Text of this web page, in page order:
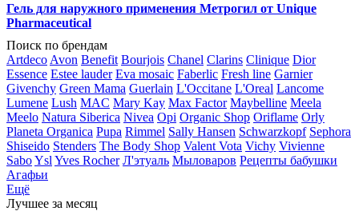
Гель для наружного применения Метрогил от Unique
Pharmaceutical
Поиск по брендам
Artdeco Avon Benefit Bourjois Chanel Clarins Clinique Dior
Essence Estee lauder Eva mosaic Faberlic Fresh line Garnier
Givenchy Green Mama Guerlain L'Occitane L'Oreal Lancome
Lumene Lush MAC Mary Kay Max Factor Maybelline Meela
Meelo Natura Siberica Nivea Opi Organic Shop Oriflame Orly
Planeta Organica Pupa Rimmel Sally Hansen Schwarzkopf Sephora
Shiseido Stenders The Body Shop Valent Vota Vichy Vivienne
SaboYsl Yves Rocher Л'этуаль Мыловаров Рецепты бабушки
Агафьи
Ещё
Лучшее за месяц